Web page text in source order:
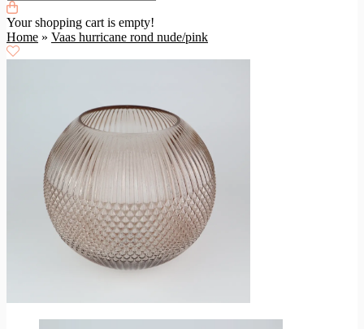
Your shopping cart is empty!
Home » Vaas hurricane rond nude/pink